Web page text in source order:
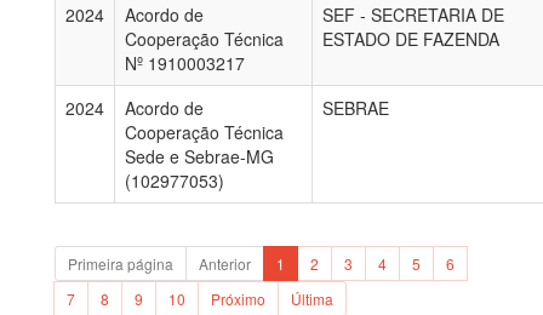
2024
Acordo de
Cooperação Técnica
Nº 1910003217
SEF - SECRETARIA DE
ESTADO DE FAZENDA
2024
Acordo de
Cooperação Técnica
Sede e Sebrae-MG
(102977053)
SEBRAE
Primeira página Anterior 1 2 3 4 5
6
7
8 9 10 Próximo Última